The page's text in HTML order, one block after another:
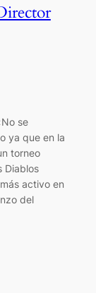
se
ya que en la
torneo
Diablos
activo en
del